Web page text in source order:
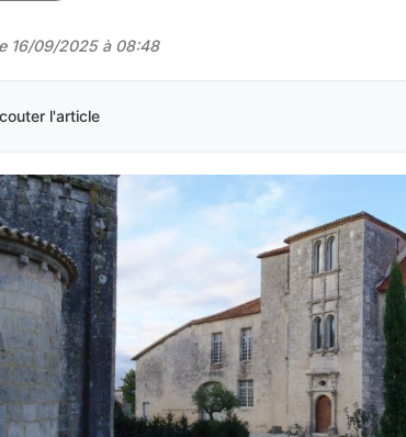
16/09/2025 à 08:48
l'article